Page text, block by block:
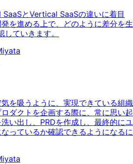
とVertical SaaSの違いに着目
を進める上で、どのように差分を生
ていきます。
を吸うように、実現できている組織
ダクトを企画する際に、常に思い起
い出し、PRDを作成し、最終的にユ
っているか確認できるようになるに